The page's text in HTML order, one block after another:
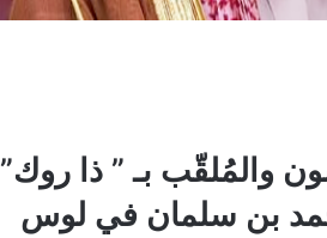
والمُلقّب بـ ” ذا روك”
بن سلمان في لوس